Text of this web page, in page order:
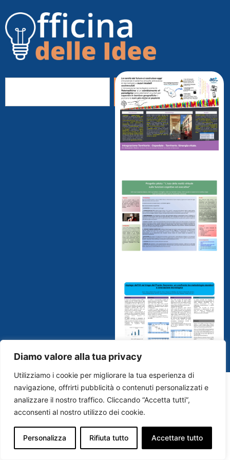
Diamo valore alla tua privacy
Utilizziamo i cookie per migliorare la tua esperienza di
navigazione, offrirti pubblicità o contenuti personalizzati e
analizzare il nostro traffico. Cliccando “Accetta tutti”,
acconsenti al nostro utilizzo dei cookie.
Personalizza Rifiuta tutto Accettare tutto